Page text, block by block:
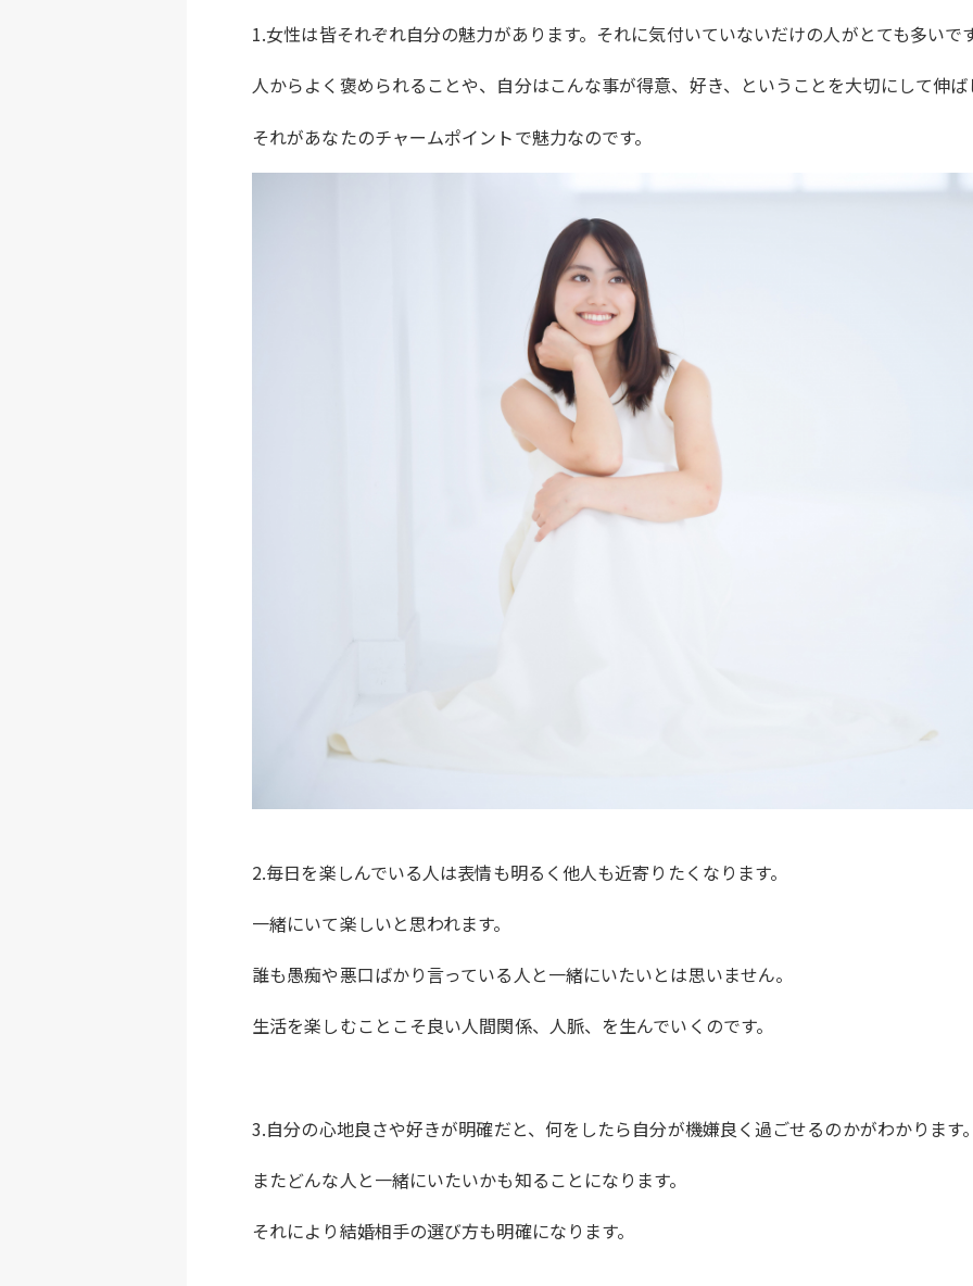
1.女性は皆それぞれ自分の魅力があります。それに気付いていないだけの人がとても多いで
人からよく褒められることや、自分はこんな事が得意、好き、ということを大切にして伸
それがあなたのチャームポイントで魅力なのです。
2.毎日を楽しんでいる人は表情も明るく他人も近寄りたくなります。
一緒にいて楽しいと思われます。
誰も愚痴や悪口ばかり言っている人と一緒にいたいとは思いません。
生活を楽しむことこそ良い人間関係、人脈、を生んでいくのです。
3.自分の心地良さや好きが明確だと、何をしたら自分が機嫌良く過ごせるのかがわかります
またどんな人と一緒にいたいかも知ることになります。
それにより結婚相手の選び方も明確になります。